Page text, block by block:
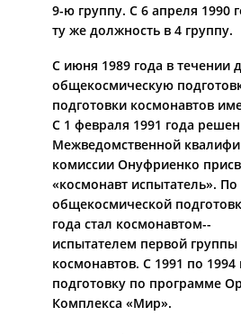
9­-ю группу. С 6 апреля 1990
ту же должность в 4 группу.
С июня 1989 года в течении
общекосмическую
подготовки космонавтов
С 1 февраля 1991 года
Межведомственной
комиссии Онуфриенко
«космонавт­ испытатель».
общекосмической
года стал космонавтом-­
испытателем первой группы
космонавтов. С 1991 по
подготовку по программе
Комплекса «Мир».